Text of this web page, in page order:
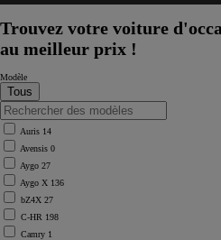
Trouvez votre voiture
au meilleur prix !
Modèle
Auris 14
Avensis 0
Aygo 27
Aygo X 136
bZ4X 27
C-HR 198
Camry 1